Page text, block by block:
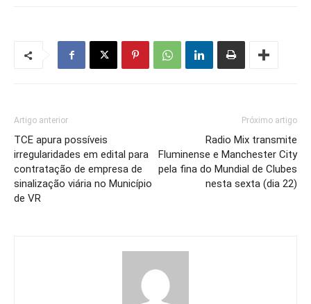
Artigo anterior
TCE apura possíveis
irregularidades em edital para
contratação de empresa de
sinalização viária no Município
de VR
Próximo artigo
Radio Mix transmite
Fluminense e Manchester City
pela fina do Mundial de Clubes
nesta sexta (dia 22)